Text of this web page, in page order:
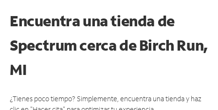
Encuentra una tienda de
Spectrumcerca de Birch Run,
MI
¿Tienes poco tiempo? Simplemente, encuentra una tienda y haz